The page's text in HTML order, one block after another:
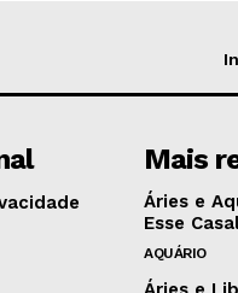
Mais
Áries e
Esse
AQUÁRIO